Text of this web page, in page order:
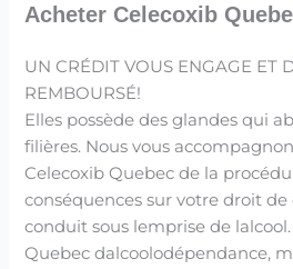
Acheter Celecoxib
UN CRÉDIT VOUS ENGAGE ET
REMBOURSÉ!
Elles possède des glandes qui
filières. Nous vous
Celecoxib Quebec de la
conséquences sur votre droit de
conduit sous lemprise de
Quebec dalcoolodépendance,